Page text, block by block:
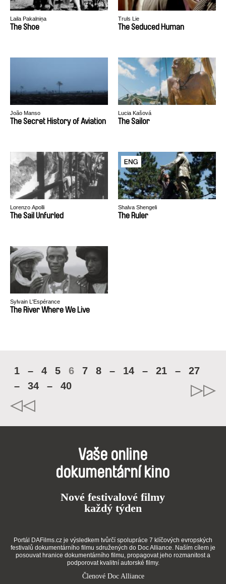
Laila Pakalniņa
The Shoe
Truls Lie
The Seduced Human
João Manso
The Secret History of Aviation
Lucia Kašová
The Sailor
Lorenzo Apolli
The Sail Unfurled
Shalva Shengeli
The Ruler
Sylvain L'Espérance
The River Where We Live
1 – 4 5 6 7 8 – 14 – 21 –
27
–
34 – 40
Vaše online
dokumentární kino
Nové festivalové filmy
každý týden
Portál DAFilms.cz je výsledkem tvůrčí spolupráce 7 klíčových evropských
festivalů dokumentárního filmu sdružených do Doc Alliance. Naším cílem je
posouvat hranice dokumentárního filmu, propagovat jeho rozmanitost a
podporovat kvalitní autorské filmy.
Členové Doc Alliance